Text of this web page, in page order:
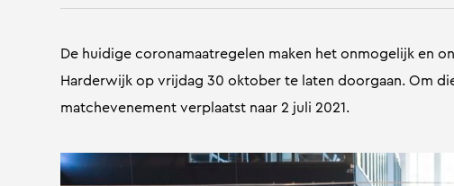
De huidige coronamaatregelen maken het onmogelijk en
Harderwijk op vrijdag 30 oktober te laten doorgaan. Om
matchevenement verplaatst naar 2 juli 2021.